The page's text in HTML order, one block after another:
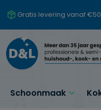
de hoofdinhoud
Ga naar de zoekopdracht
Ga naar de
Gratis levering vanaf €50
Schoonmaak